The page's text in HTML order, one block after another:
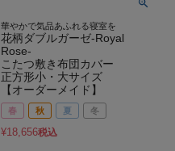
華やかで気品あふれる寝室を
花柄ダブルガーゼ-Royal
Rose-
こたつ敷き布団カバー
正方形小・大サイズ
【オーダーメイド】
春 秋 夏 冬
¥18,656税込